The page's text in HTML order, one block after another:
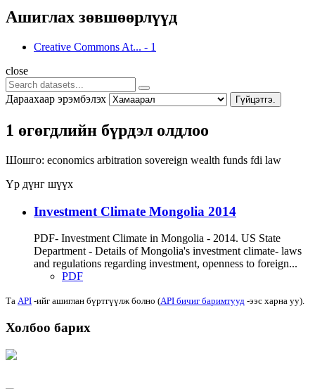
Ашиглах зөвшөөрлүүд
Creative Commons At... - 1
close
Дараахаар эрэмбэлэх Гүйцэтгэ.
1 өгөгдлийн бүрдэл олдлоо
Шошго: economics arbitration sovereign wealth funds fdi law
Үр дүнг шүүх
Investment Climate Mongolia 2014
PDF- Investment Climate in Mongolia - 2014. US State
Department - Details of Mongolia's investment climate- laws
and regulations regarding investment, openness to foreign...
PDF
Та API -ийг ашиглан бүртгүүлж болно (API бичиг баримтууд -ээс харна уу).
Холбоо барих